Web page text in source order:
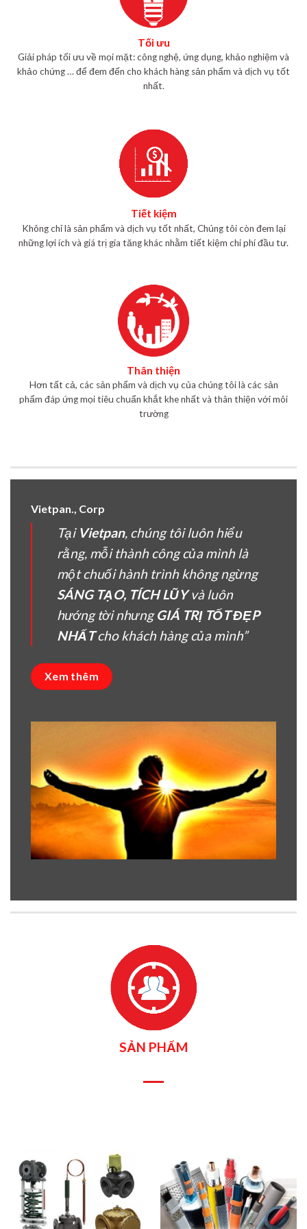
Tối ưu
Giải pháp tối ưu về mọi mặt: công nghệ, ứng dụng, khảo nghiệm và
khảo chứng … để đem đến cho khách hàng sản phẩm và dịch vụ tốt
nhất.
Tiết kiệm
Không chỉ là sản phẩm và dịch vụ tốt nhất, Chúng tôi còn đem lại
những lợi ích và giá trị gia tăng khác nhằm tiết kiệm chi phí đầu tư.
Thân thiện
Hơn tất cả, các sản phẩm và dịch vụ của chúng tôi là các sản
phẩm đáp ứng mọi tiêu chuẩn khắt khe nhất và thân thiện với môi
trường
Vietpan., Corp
Tại Vietpan, chúng tôi luôn hiểu
rằng, mỗi thành công của mình là
một chuối hành trình không ngừng
SÁNG TẠO, TÍCH LŨYvà luôn
hướng tời nhưngGIÁ TRỊ TỐT ĐẸP
NHẤTcho khách hàng của mình”
Xem thêm
SẢN PHẨM